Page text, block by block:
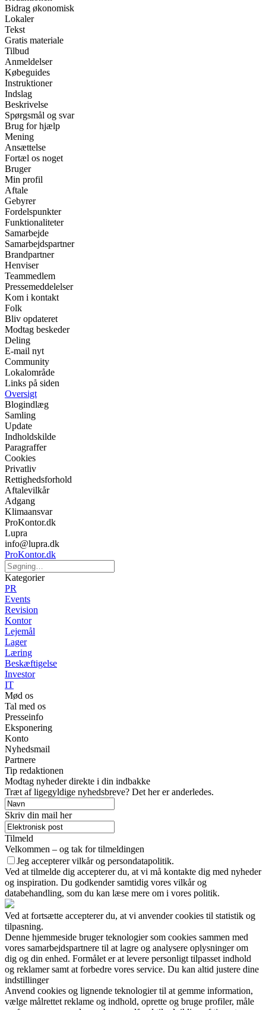
Bidrag økonomisk
Lokaler
Tekst
Gratis materiale
Tilbud
Anmeldelser
Købeguides
Instruktioner
Indslag
Beskrivelse
Spørgsmål og svar
Brug for hjælp
Mening
Ansættelse
Fortæl os noget
Bruger
Min profil
Aftale
Gebyrer
Fordelspunkter
Funktionaliteter
Samarbejde
Samarbejdspartner
Brandpartner
Henviser
Teammedlem
Pressemeddelelser
Kom i kontakt
Folk
Bliv opdateret
Modtag beskeder
Deling
E-mail nyt
Community
Lokalområde
Links på siden
Oversigt
Blogindlæg
Samling
Update
Indholdskilde
Paragraffer
Cookies
Privatliv
Rettighedsforhold
Aftalevilkår
Adgang
Klimaansvar
ProKontor.dk
Lupra
info@lupra.dk
ProKontor.dk
Kategorier
PR
Events
Revision
Kontor
Lejemål
Lager
Læring
Beskæftigelse
Investor
IT
Mød os
Tal med os
Presseinfo
Eksponering
Konto
Nyhedsmail
Partnere
Tip redaktionen
Modtag nyheder direkte i din indbakke
Træt af ligegyldige nyhedsbreve? Det her er anderledes.
Skriv din mail her
Tilmeld
Velkommen – og tak for tilmeldingen
Jeg accepterer vilkår og persondatapolitik.
Ved at tilmelde dig accepterer du, at vi må kontakte dig med nyheder
og inspiration. Du godkender samtidig vores vilkår og
databehandling, som du kan læse mere om i vores politik.
Ved at fortsætte accepterer du, at vi anvender cookies til statistik og
tilpasning.
Denne hjemmeside bruger teknologier som cookies sammen med
vores samarbejdspartnere til at lagre og analysere oplysninger om
dig og din enhed. Formålet er at levere personligt tilpasset indhold
og reklamer samt at forbedre vores service. Du kan altid justere dine
indstillinger
Anvend cookies og lignende teknologier til at gemme information,
vælge målrettet reklame og indhold, oprette og bruge profiler, måle